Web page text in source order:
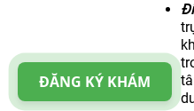
ĐĂNG KÝ KHÁM